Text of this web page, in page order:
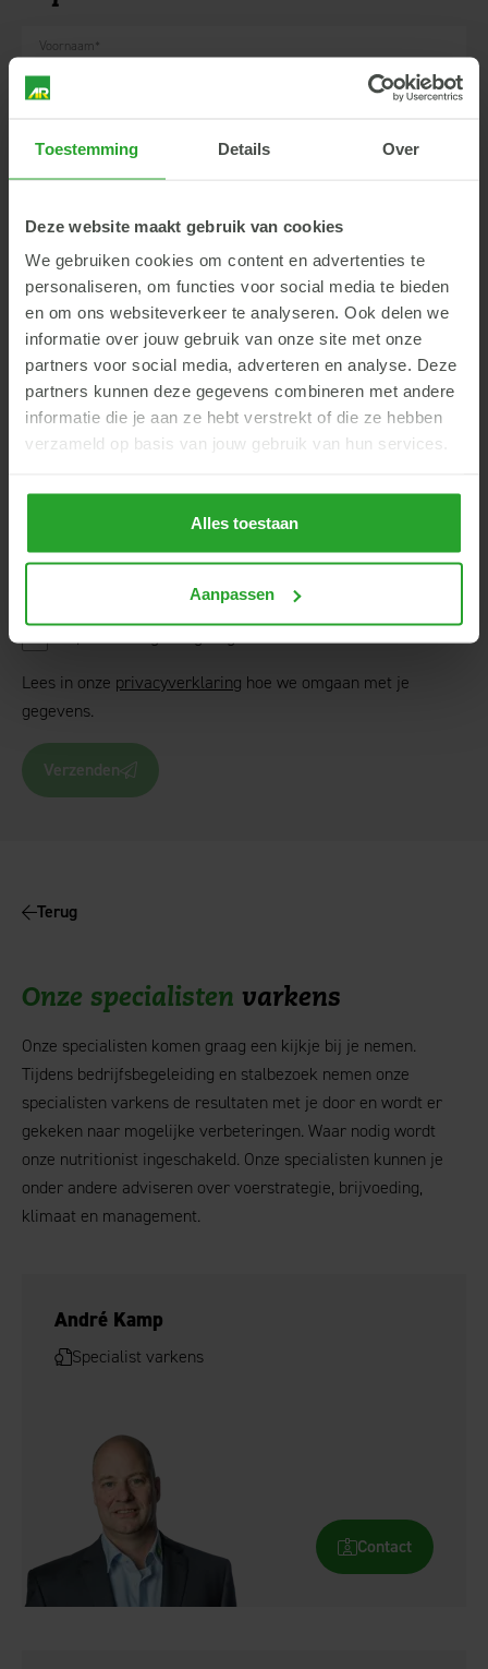
Toestemming Details Over
Deze website maakt gebruik van cookies
We gebruiken cookies om content en advertenties te
personaliseren, om functies voor social media te bieden
en om ons websiteverkeer te analyseren. Ook delen we
informatie over jouw gebruik van onze site met onze
partners voor social media, adverteren en analyse. Deze
partners kunnen deze gegevens combineren met andere
informatie die je aan ze hebt verstrekt of die ze hebben
verzameld op basis van jouw gebruik van hun services.
Alles toestaan
Aanpassen
Voornaam *
Telefoonnummer
Lees in onze privacyverklaring hoe we omgaan met je
gegevens.
Verzenden
Terug
Onze specialisten varkens
Onze specialisten komen graag een kijkje bij je nemen.
Tijdens bedrijfsbegeleiding en stalbezoek nemen onze
specialisten varkens de resultaten met je door en wordt er
gekeken naar mogelijke verbeteringen. Waar nodig wordt
onze nutritionist ingeschakeld. Onze specialisten kunnen je
onder andere adviseren over voerstrategie, brijvoeding,
klimaat en management.
André Kamp
Specialist varkens
Contact